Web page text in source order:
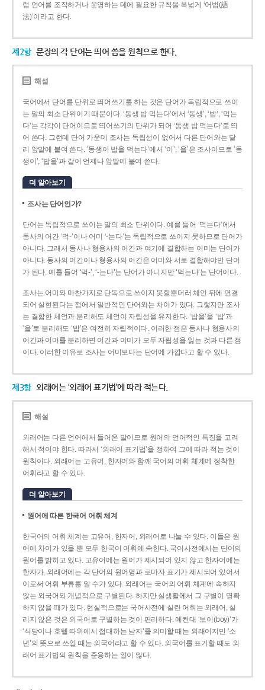
럼 언어를 조직하거나 운영하는 데에 필요한 규칙을 폭넓게 ‘어법(語
法)’이라고 한다.
제2항 문장의 각 단어는 띄어 씀을 원칙으로 한다.
해설
국어에서 단어를 단위로 띄어쓰기를 하는 것은 단어가 독립적으로 쓰이
는 말의 최소 단위이기 때문이다. ‘동생 밥 먹는다’에서 ‘동생’, ‘밥’, ‘먹는
다’는 각각이 단어이므로 띄어쓰기의 단위가 되어 ‘동생 밥 먹는다’로 띄
어 쓴다. 그런데 단어 가운데 조사는 독립성이 없어서 다른 단어와는 달
리 앞말에 붙여 쓴다. ‘동생이 밥을 먹는다’에서 ‘이’, ‘을’은 조사이므로 ‘동
생이’, ‘밥을’과 같이 언제나 앞말에 붙여 쓴다.
더 알아보기
조사는 단어인가?
단어는 독립적으로 쓰이는 말의 최소 단위이다. 예를 들어 ‘먹는다’에서
동사의 어간 ‘먹-­’이나 어미 ‘­-는다’는 독립적으로 쓰이지 못하므로 단어가
아니다. 그래서 동사나 형용사의 어간과 여기에 결합하는 어미는 단어가
아니다. 동사의 어간이나 형용사의 어간은 어미와 서로 결합해야만 단어
가 된다. 예를 들어 ‘먹-’, ‘-는다’는 단어가 아니지만 ‘먹는다’는 단어이다.
조사는 어미와 마찬가지로 단독으로 쓰이지 못할뿐더러 체언 뒤에 연결
되어 실현된다는 점에서 일반적인 단어와는 차이가 있다. 그렇지만 조사
는 결합한 체언과 분리해도 체언이 자립성을 유지한다. ‘밥을’을 ‘밥’과
‘을’로 분리해도 ‘밥’은 여전히 자립적이다. 이러한 점은 동사나 형용사의
어간과 어미를 분리하면 어간과 어미가 모두 자립성을 잃는 것과 다른 점
이다. 이러한 이유로 조사는 어미보다는 단어에 가깝다고 할 수 있다.
제3항 외래어는 ‘외래어 표기법’에 따라 적는다.
해설
외래어는 다른 언어에서 들어온 말이므로 원어의 언어적인 특징을 고려
해서 적어야 한다. 따라서 ‘외래어 표기법’을 정하여 그에 따라 적는 것이
원칙이다. 외래어는 고유어, 한자어와 함께 국어의 어휘 체계에 정착한
어휘라고 할 수 있다.
더 알아보기
원어에 따른 한국어 어휘 체계
한국어의 어휘 체계는 고유어, 한자어, 외래어로 나눌 수 있다. 이들은 원
어에 차이가 있을 뿐 모두 한국어 어휘에 속한다. 국어사전에서는 단어의
원어를 밝히고 있다. 고유어에는 원어가 제시되어 있지 않고 한자어에는
한자가, 외래어에는 각 단어의 원어명과 로마자 표기가 제시되어 있어서
이로써 어휘 부류를 알 수가 있다. 외래어는 국어의 어휘 체계에 속하지
않는 외국어와 개념적으로 구별된다. 하지만 실생활에서 그 구별이 명확
하지 않을 때가 있다. 현실적으로는 국어사전에 실린 어휘는 외래어, 실
리지 않은 것은 외국어로 구별하는 것이 편리하다. 예컨대 ‘보이(boy)’가
‘식당이나 호텔 따위에서 접대하는 남자’를 의미할 때는 외래어지만 ‘소
년’의 뜻으로 쓰일 때는 외국어라고 할 수 있다. 외국어를 표기할 때도 외
래어 표기법의 원칙을 준용하는 일이 많다.